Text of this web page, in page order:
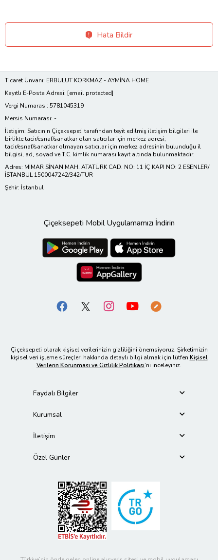
Hata Bildir
Ticaret Ünvanı: ERBULUT KORKMAZ - AYMİNA HOME
Kayıtlı E-Posta Adresi: [email protected]
Vergi Numarası: 5781045319
Mersis Numarası: -
İletişim: Satıcının Çiçeksepeti tarafından teyit edilmiş iletişim bilgileri ile
birlikte tacir/esnaf/sanatkar olan satıcılar için merkez adresi;
tacir/esnaf/sanatkar olmayan satıcılar için merkez adresinin bulunduğu il
bilgisi, ad, soyad ve T.C. kimlik numarası kayıt altında bulunmaktadır.
Adres: MİMAR SİNAN MAH. ATATÜRK CAD. NO: 11 İÇ KAPI NO: 2 ESENLER/
İSTANBUL 1500047242/342/TUR
Şehir: İstanbul
Çiçeksepeti Mobil Uygulamamızı İndirin
Çiçeksepeti olarak kişisel verilerinizin gizliliğini önemsiyoruz. Şirketimizin
kişisel veri işleme süreçleri hakkında detaylı bilgi almak için lütfen Kişisel
Verilerin Korunması ve Gizlilik Politikası’nı inceleyiniz.
Faydalı Bilgiler
Kurumsal
İletişim
Özel Günler